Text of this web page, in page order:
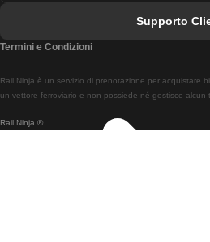
Treni Da Lisbon A
Treni Da Braga A
Rail Ninja ®
Rail Ninja è un servizio di prenotazione per acquistare
un vettore ferroviario e non possiede né gestisce alcun
Supporto
Termini e Condizioni